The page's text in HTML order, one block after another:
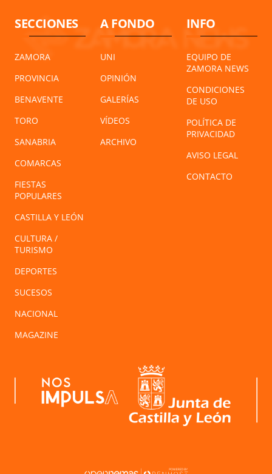
SECCIONES
ZAMORA
PROVINCIA
BENAVENTE
TORO
SANABRIA
COMARCAS
FIESTAS
POPULARES
CASTILLA Y LEÓN
CULTURA /
TURISMO
DEPORTES
SUCESOS
NACIONAL
MAGAZINE
A FONDO
UNI
OPINIÓN
GALERÍAS
VÍDEOS
ARCHIVO
INFO
EQUIPO DE
ZAMORA NEWS
CONDICIONES
DE USO
POLÍTICA DE
PRIVACIDAD
AVISO LEGAL
CONTACTO